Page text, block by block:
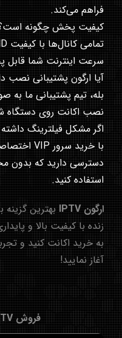
فراهم می‌کند.
کیفیت پخش چگونه
سرعت اینترنت شما
آیا ارگون پشتیبانی نصب
نصب اکانت روی
اگر مشکل فیلترینگ
دسترسی دارید که بدون
استفاده کنید.
ارگون IPTV
بهترین
زنده با کیفیت بالا و
به خرید اکانت کنید و
آغاز نمایید!
فروش IPTV اسکای اسپورت